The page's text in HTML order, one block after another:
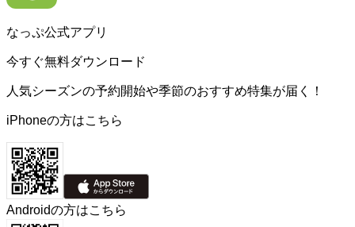
なっぷ公式アプリ
今すぐ無料ダウンロード
人気シーズンの予約開始や季節のおすすめ特集が届く！
iPhoneの方はこちら
Androidの方はこちら